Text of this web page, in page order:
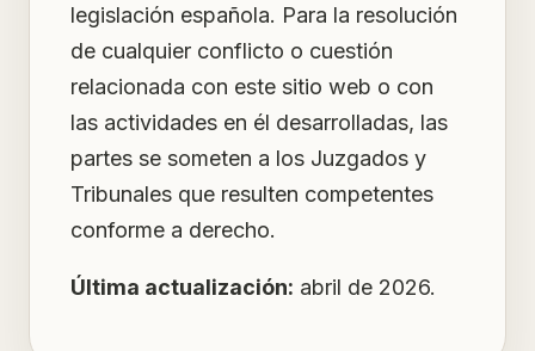
legislación española. Para la resolución
de cualquier conflicto o cuestión
relacionada con este sitio web o con
las actividades en él desarrolladas, las
partes se someten a los Juzgados y
Tribunales que resulten competentes
conforme a derecho.
Última actualización: abril de 2026.